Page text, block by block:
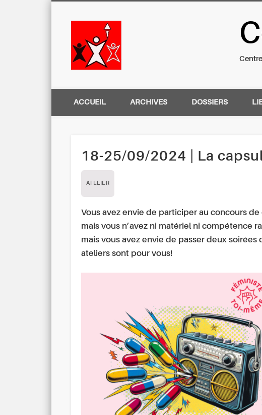
Centre Régional
ACCUEIL ARCHIVES DOSSIERS
18-25/09/2024 | La
ATELIER
Vous avez envie de participer au concours
mais vous n’avez ni matériel ni compétence
mais vous avez envie de passer deux
ateliers sont pour vous!